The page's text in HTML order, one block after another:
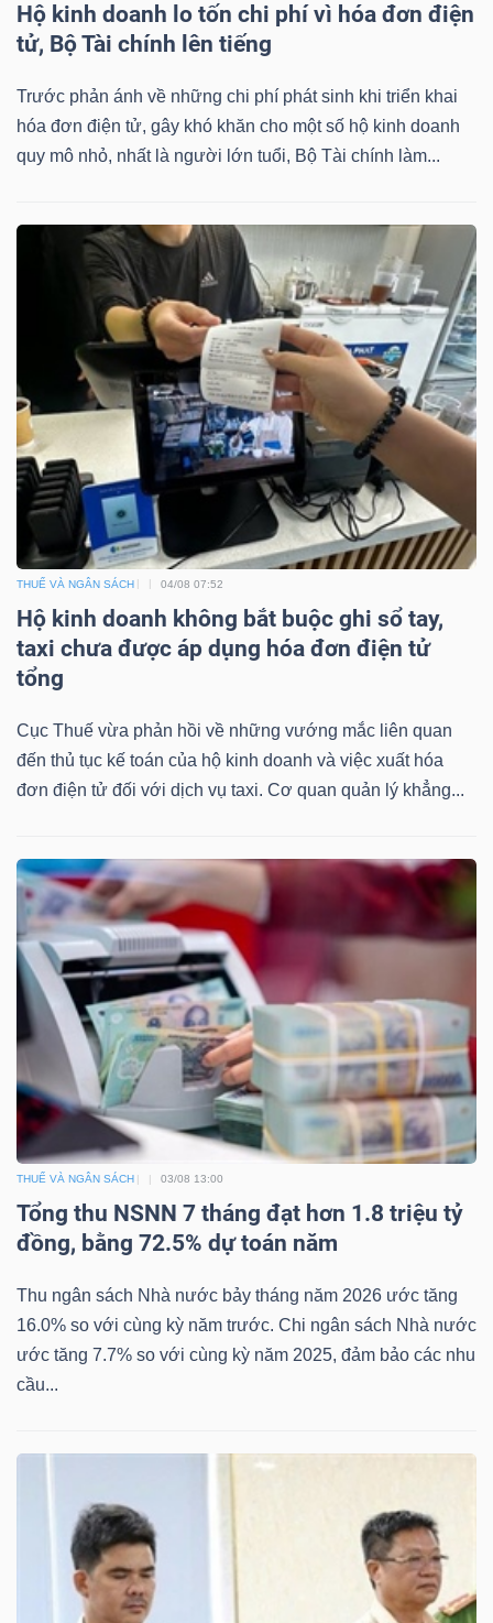
Hộ kinh doanh lo tốn chi phí vì hóa đơn điện
tử, Bộ Tài chính lên tiếng
Trước phản ánh về những chi phí phát sinh khi triển khai
hóa đơn điện tử, gây khó khăn cho một số hộ kinh doanh
quy mô nhỏ, nhất là người lớn tuổi, Bộ Tài chính làm...
THUẾ VÀ NGÂN SÁCH 04/08 07:52
Hộ kinh doanh không bắt buộc ghi sổ tay,
taxi chưa được áp dụng hóa đơn điện tử
tổng
Cục Thuế vừa phản hồi về những vướng mắc liên quan
đến thủ tục kế toán của hộ kinh doanh và việc xuất hóa
đơn điện tử đối với dịch vụ taxi. Cơ quan quản lý khẳng...
THUẾ VÀ NGÂN SÁCH 03/08 13:00
Tổng thu NSNN 7 tháng đạt hơn 1.8 triệu tỷ
đồng, bằng 72.5% dự toán năm
Thu ngân sách Nhà nước bảy tháng năm 2026 ước tăng
16.0% so với cùng kỳ năm trước. Chi ngân sách Nhà nước
ước tăng 7.7% so với cùng kỳ năm 2025, đảm bảo các nhu
cầu...
BẤT
ĐỘNG
chứng
Cổ phiếu Chỉ số Chứng chỉ quỹ Chứng
Lãnh
đạo
(-)
Tất cả Người nội bộ Người liên quan Cổ đông lớn
Tin
tức
(-)
Bài
viết
giả
(-)
Báo
cáo
phân
tích
(-)
Thuật
ngữ
(-)
Dịch
vụ
(-)